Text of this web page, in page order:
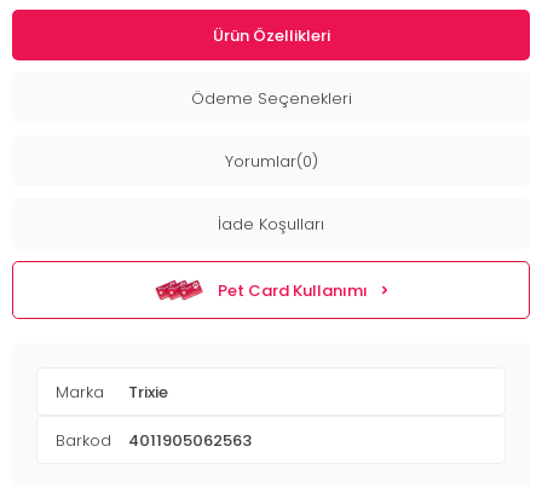
Ürün Özellikleri
Ödeme Seçenekleri
Yorumlar(0)
İade Koşulları
Pet Card Kullanımı
Marka Trixie
Barkod 4011905062563